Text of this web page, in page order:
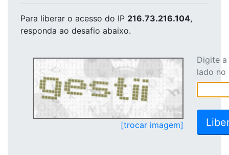
Para liberar o acesso do IP 216.73.216.104,
responda ao desafio abaixo.
[trocar imagem]
Digite
lado no